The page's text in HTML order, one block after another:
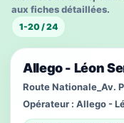
aux fiches détaillées.
1-20 / 24
Allego - Léon
Route Nationale_Av.
Opérateur : Allego -